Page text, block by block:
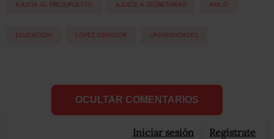
AJUSTA AL PRESUPUESTO AJUSTE A SECRETARÍAS AMLO
EDUCACIÓN LÓPEZ OBRADOR UNIVERSIDADES
OCULTAR COMENTARIOS
Iniciar sesión Registrate